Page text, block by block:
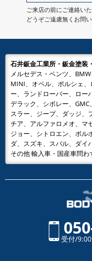
ご来店の前にご連絡い
どうぞご遠慮無くお問
石井鈑金工業所・鈑金塗装
メルセデス・ベンツ、
MINI、オペル、ポルシェ
ー、ランドローバー、ロー
デラック、シボレー、
スラー、ジープ、ダッジ、
チア、アルファロメオ、マ
ジョー、シトロエン、ボル
ダ、スズキ、スバル、ダイ
その他 輸入車・国産車問
受付/